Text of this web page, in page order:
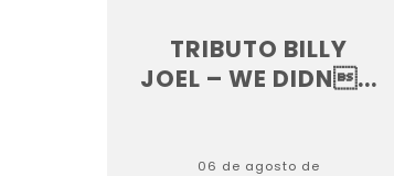
TRIBUTO BILLY
JOEL – WE DIDN...
06 de agosto de